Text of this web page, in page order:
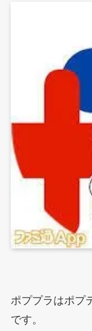
ポププラはポプ
です。